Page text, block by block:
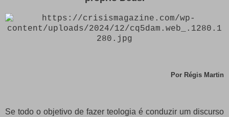
Por Régis Martin
Se todo o objetivo de fazer teologia é conduzir um discurso